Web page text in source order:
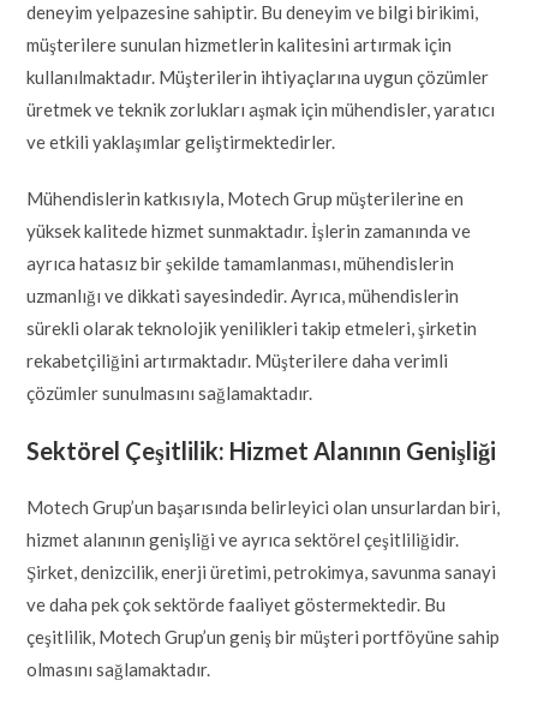
deneyim yelpazesine sahiptir. Bu deneyim ve bilgi birikimi,
müşterilere sunulan hizmetlerin kalitesini artırmak için
kullanılmaktadır. Müşterilerin ihtiyaçlarına uygun çözümler
üretmek ve teknik zorlukları aşmak için mühendisler, yaratıcı
ve etkili yaklaşımlar geliştirmektedirler.
Mühendislerin katkısıyla, Motech Grup müşterilerine en
yüksek kalitede hizmet sunmaktadır. İşlerin zamanında ve
ayrıca hatasız bir şekilde tamamlanması, mühendislerin
uzmanlığı ve dikkati sayesindedir. Ayrıca, mühendislerin
sürekli olarak teknolojik yenilikleri takip etmeleri, şirketin
rekabetçiliğini artırmaktadır. Müşterilere daha verimli
çözümler sunulmasını sağlamaktadır.
Sektörel Çeşitlilik: Hizmet Alanının Genişliği
Motech Grup’un başarısında belirleyici olan unsurlardan biri,
hizmet alanının genişliği ve ayrıca sektörel çeşitliliğidir.
Şirket, denizcilik, enerji üretimi, petrokimya, savunma sanayi
ve daha pek çok sektörde faaliyet göstermektedir. Bu
çeşitlilik, Motech Grup’un geniş bir müşteri portföyüne sahip
olmasını sağlamaktadır.